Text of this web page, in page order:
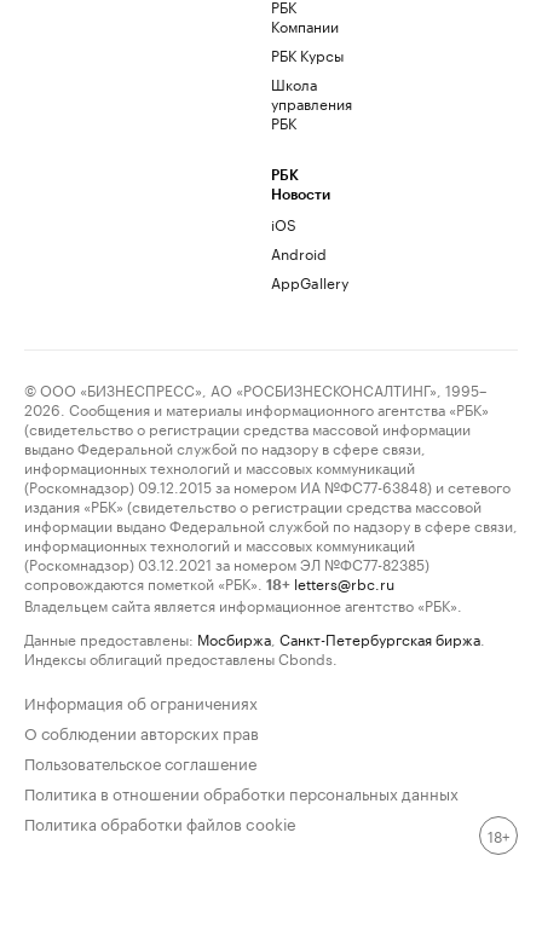
РБК
Компании
РБК Курсы
Школа
управления
РБК
РБК
Новости
iOS
Android
AppGallery
© ООО «БИЗНЕСПРЕСС», АО «РОСБИЗНЕСКОНСАЛТИНГ», 1995–
2026. Сообщения и материалы информационного агентства «РБК»
(свидетельство о регистрации средства массовой информации
выдано Федеральной службой по надзору в сфере связи,
информационных технологий и массовых коммуникаций
(Роскомнадзор) 09.12.2015 за номером ИА №ФС77-63848) и сетевого
издания «РБК» (свидетельство о регистрации средства массовой
информации выдано Федеральной службой по надзору в сфере связи,
информационных технологий и массовых коммуникаций
(Роскомнадзор) 03.12.2021 за номером ЭЛ №ФС77-82385)
сопровождаются пометкой «РБК».
18+ letters@rbc.ru
Владельцем сайта является информационное агентство «РБК».
Данные предоставлены: Мосбиржа Санкт-Петербургская биржа
Индексы облигаций предоставлены Cbonds.
Информация об ограничениях
О соблюдении авторских прав
Пользовательское соглашение
Политика в отношении обработки персональных данных
Политика обработки файлов cookie
18+